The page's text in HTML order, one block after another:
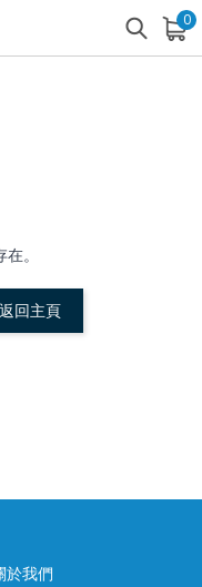
0
查看
。
返回主頁
於我們